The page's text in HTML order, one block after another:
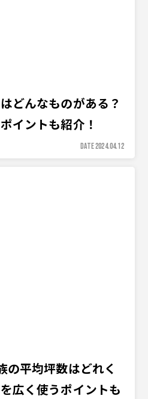
どんなものがある？
イントも紹介！
DATE 2024.04.12
の平均坪数はどれく
広く使うポイントも